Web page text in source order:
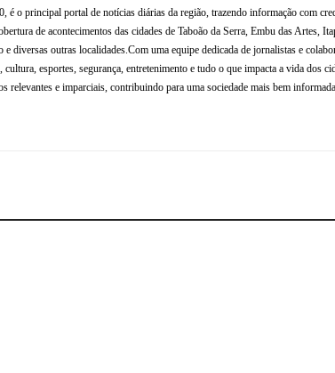
o principal portal de notícias diárias da região, trazendo informação com
de acontecimentos das cidades de Taboão da Serra, Embu das Artes,
diversas outras localidades.Com uma equipe dedicada de jornalistas e
esportes, segurança, entretenimento e tudo o que impacta a vida dos
relevantes e imparciais, contribuindo para uma sociedade mais bem